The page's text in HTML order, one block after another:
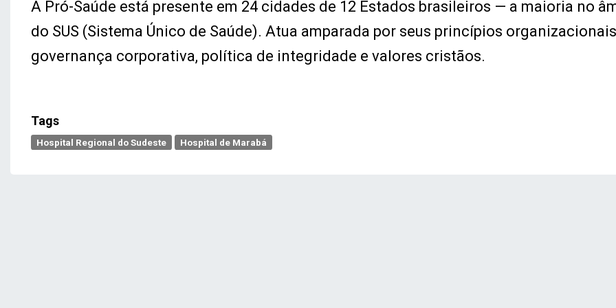
A Pró-Saúde está presente em 24 cidades de 12 Estados brasileiros — a maioria no
do SUS (Sistema Único de Saúde). Atua amparada por seus princípios
governança corporativa, política de integridade e valores cristãos.
Tags
Hospital Regional do Sudeste Hospital de Marabá